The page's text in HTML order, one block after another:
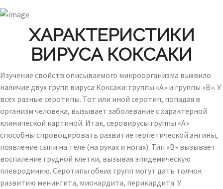
ХАРАКТЕРИСТИКИ
ВИРУСА КОКСАКИ
Изучение свойств описываемого микроорганизма выявило
наличие двух групп вируса Коксаки: группы «А» и группы «В». У
всех разные серотипы. Тот или иной серотип, попадая в
организм человека, вызывает заболевание с характерной
клинической картиной. Итак, серовирусы группы «А»
способны спровоцировать развитие герпетической ангины,
появление сыпи на теле (на руках и ногах). Тип «В» вызывает
воспаление грудной клетки, вызывая эпидемическую
плевродинию. Серотипы обеих групп могут дать толчок
развитию менингита, миокардита, перикардита. У